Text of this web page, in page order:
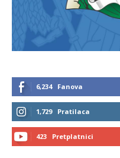
6,234 Fanova
1,729 Pratilaca
423 Pretplatnici